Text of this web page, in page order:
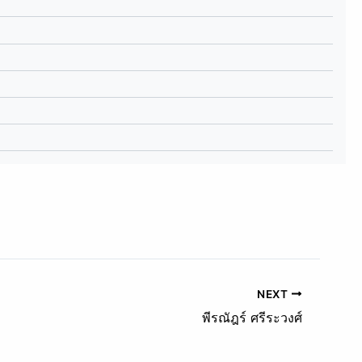
NEXT
พีรณัฎร์ ศรีระวงศ์